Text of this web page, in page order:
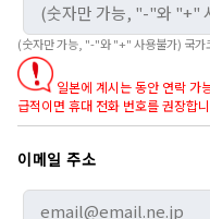
(숫자만 가능, "-"와 "+" 사용불가) 국가
일본에 계시는 동안 연락 가
급적이면 휴대 전화 번호를 권장합
이메일 주소